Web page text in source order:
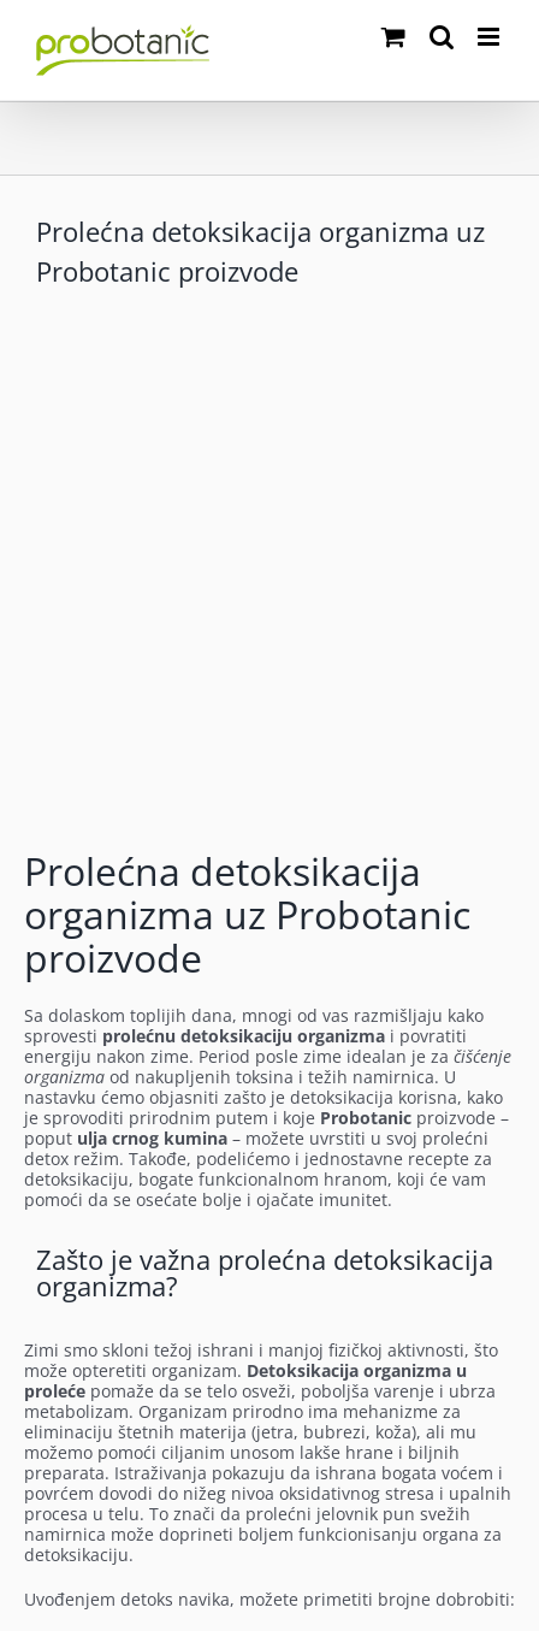
content
Prolećna detoksikacija organizma uz
Probotanic proizvode
Prolećna detoksikacija
organizma uz Probotanic
proizvode
Sa dolaskom toplijih dana, mnogi od vas razmišljaju kako
sprovesti prolećnu detoksikaciju organizma i povratiti
energiju nakon zime. Period posle zime idealan je za čišćenje
organizma od nakupljenih toksina i težih namirnica. U
nastavku ćemo objasniti zašto je detoksikacija korisna, kako
je sprovoditi prirodnim putem i koje Probotanic proizvode –
poput ulja crnog kumina – možete uvrstiti u svoj prolećni
detox režim. Takođe, podelićemo i jednostavne recepte za
detoksikaciju, bogate funkcionalnom hranom, koji će vam
pomoći da se osećate bolje i ojačate imunitet.
Zašto je važna prolećna detoksikacija
organizma?
Zimi smo skloni težoj ishrani i manjoj fizičkoj aktivnosti, što
može opteretiti organizam. Detoksikacija organizma u
proleće pomaže da se telo osveži, poboljša varenje i ubrza
metabolizam. Organizam prirodno ima mehanizme za
eliminaciju štetnih materija (jetra, bubrezi, koža), ali mu
možemo pomoći ciljanim unosom lakše hrane i biljnih
preparata. Istraživanja pokazuju da ishrana bogata voćem i
povrćem dovodi do nižeg nivoa oksidativnog stresa i upalnih
procesa u telu. To znači da prolećni jelovnik pun svežih
namirnica može doprineti boljem funkcionisanju organa za
detoksikaciju.
Uvođenjem detoks navika, možete primetiti brojne dobrobiti: